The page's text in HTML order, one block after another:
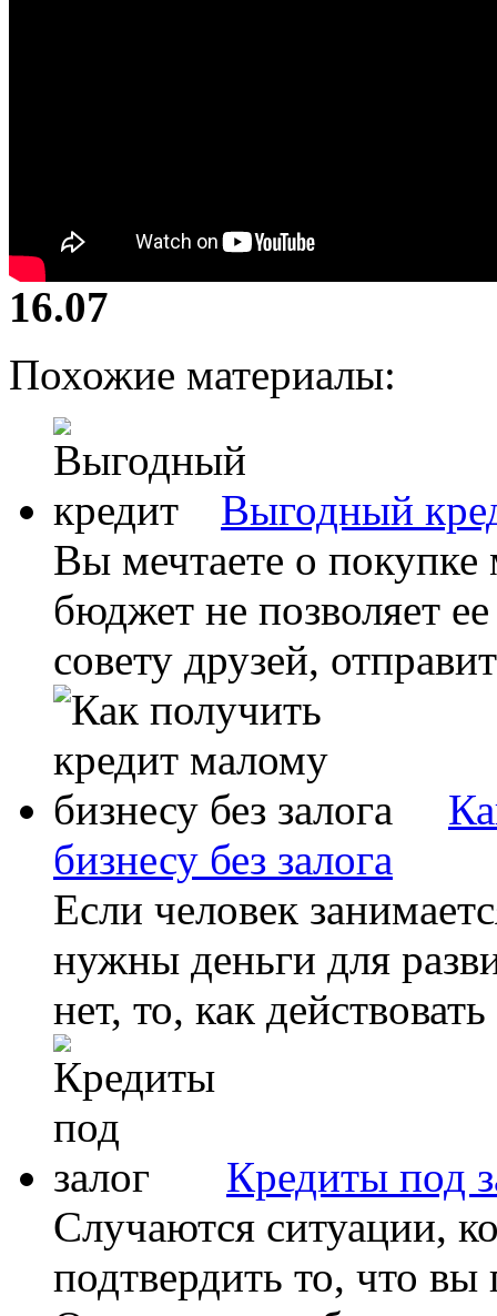
16.07
Похожие материалы:
Выгодный
Вы мечтаете о
бюджет не позволяет
совету друзей,
бизнесу без залога
Если человек
нужны деньги для
нет, то, как
Кредиты под
Случаются ситуации,
подтвердить то, что